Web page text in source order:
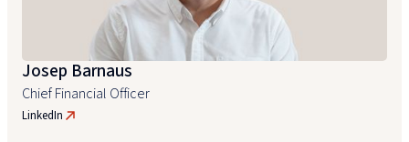
Josep Barnaus
Chief Financial Officer
LinkedIn